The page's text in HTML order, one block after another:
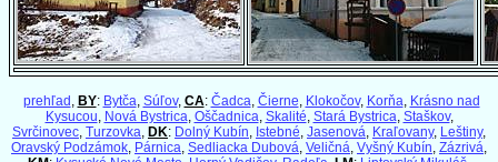
prehľad BY: Bytča Súľov, CA: Čadca Čierne Klokočov, Korňa Krásno nad
Kysucou Nová Bystrica Oščadnica Skalité Stará Bystrica Staškov,
Svrčinovec Turzovka DK: Dolný Kubín Istebné Jasenová Kraľovany, Leštiny,
Oravský Podzámok Párnica Sedliacka Dubová Veličná Vyšný Kubín Zázrivá